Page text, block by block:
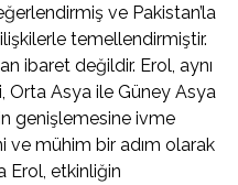
ve Pakistan’la
temellendirmiştir.
ibaret değildir. Erol, aynı
Orta Asya ile Güney Asya
genişlemesine ivme
ve mühim bir adım olarak
Erol, etkinliğin